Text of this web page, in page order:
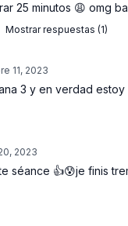
25 minutos 😩 omg
Mostrar respuestas (1)
11, 2023
3 y en verdad
2023
séance 👍😰je finis